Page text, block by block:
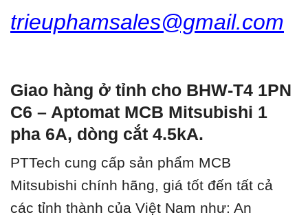
trieuphamsales@gmail.com
Giao hàng ở tỉnh cho BHW-T4 1PN
C6 – Aptomat MCB Mitsubishi 1
pha 6A, dòng cắt 4.5kA.
PTTech cung cấp sản phẩm MCB
Mitsubishi chính hãng, giá tốt đến tất cả
các tỉnh thành của Việt Nam như: An